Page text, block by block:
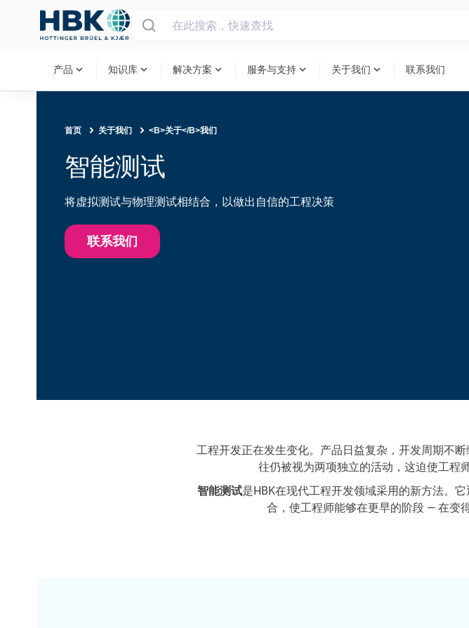
产品 expand_more 知识库 expand_more 解决方案 expand_more 服务与支持 expand_more 关于我们 expand_more 联系我们
首页 关于我们 <B>关于</B>我们
智能测试
将虚拟测试与物理测试相结合，以做出自信的工程决策
联系我们
工程开发正在发生变化。产品日益复杂，开发周期不
往仍被视为两项独立的活动，这迫使工程
智能测试是HBK在现代工程开发领域采用的新方法。
合，使工程师能够在更早的阶段 — 在变